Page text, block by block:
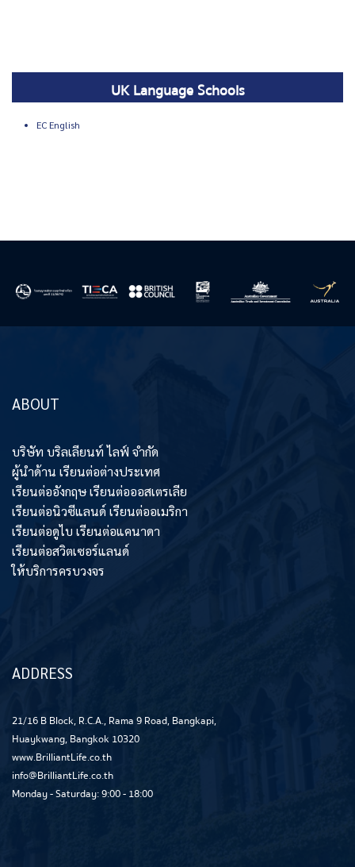
UK Language Schools
EC English
ABOUT
บริษัท บริลเลียนท์ ไลฟ์ จำกัด
ผู้นำด้าน เรียนต่อต่างประเทศ
เรียนต่ออังกฤษ เรียนต่อออสเตรเลีย
เรียนต่อนิวซีแลนด์ เรียนต่ออเมริกา
เรียนต่อดูไบ เรียนต่อแคนาดา
เรียนต่อสวิตเซอร์แลนด์
ให้บริการครบวงจร
ADDRESS
21/16 B Block, R.C.A., Rama 9 Road, Bangkapi,
Huaykwang, Bangkok 10320
www.BrilliantLife.co.th
info@BrilliantLife.co.th
Monday - Saturday: 9:00 - 18:00